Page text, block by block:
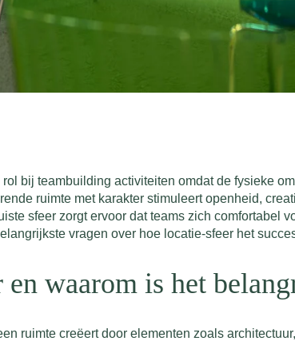
bij teambuilding activiteiten omdat de fysieke
ruimte met karakter stimuleert openheid,
sfeer zorgt ervoor dat teams zich comfortabel
vragen over hoe locatie-sfeer het
en waarom is het
ruimte creëert door elementen zoals